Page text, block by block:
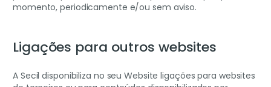
momento, periodicamente e/ou sem aviso.
Ligações para outros websites
A Secil disponibiliza no seu Website ligações para websites